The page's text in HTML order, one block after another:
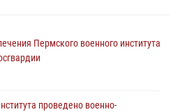
Пермского военного института
проведено военно-